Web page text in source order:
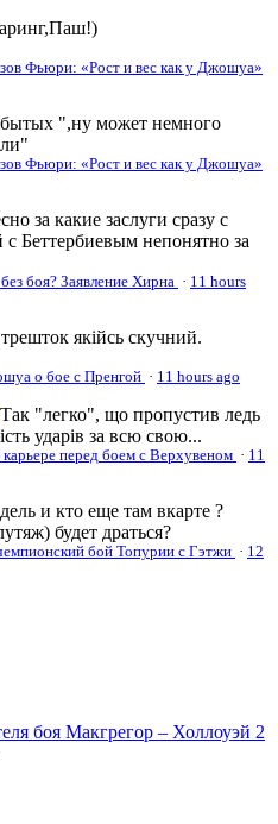
Фьюри: «Рост и вес как у Джошуа»
",ну может немного
Фьюри: «Рост и вес как у Джошуа»
за какие заслуги сразу с
Беттербиевым непонятно за
боя? Заявление Хирна · 11 hours
якійсь скучний.
о бое с Пренгой · 11 hours ago
Так "легко", що пропустив ледь
ударів за всю свою...
перед боем с Верхувеном · 11
и кто еще там вкарте ?
будет драться?
бой Топурии с Гэтжи · 12
боя Макгрегор – Холлоуэй 2